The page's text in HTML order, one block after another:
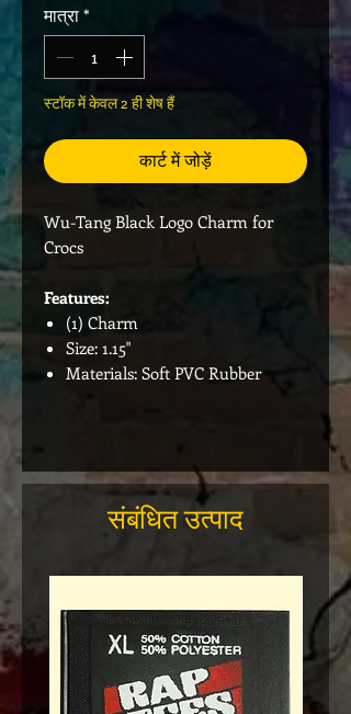
मात्रा*
स्टॉक में केवल 2 ही शेष हैं
कार्ट में जोड़ें
Wu-Tang Black Logo Charm for
Crocs
Features:
(1) Charm
Size: 1.15"
Materials: Soft PVC Rubber
संबंधित उत्पाद